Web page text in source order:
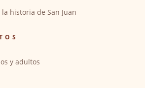
historia de San Juan
y adultos